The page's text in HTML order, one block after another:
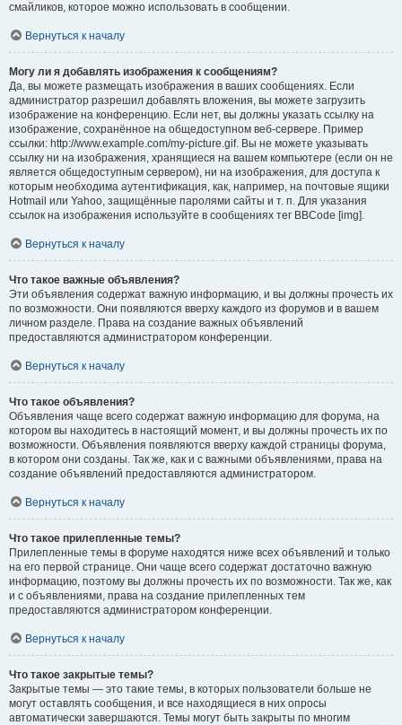
смайликов, которое можно использовать в сообщении.
Вернуться к началу
Могу ли я добавлять изображения к сообщениям?
Да, вы можете размещать изображения в ваших сообщениях. Если
администратор разрешил добавлять вложения, вы можете загрузить
изображение на конференцию. Если нет, вы должны указать ссылку на
изображение, сохранённое на общедоступном веб-сервере. Пример
ссылки: http://www.example.com/my-picture.gif. Вы не можете указывать
ссылку ни на изображения, хранящиеся на вашем компьютере (если он не
является общедоступным сервером), ни на изображения, для доступа к
которым необходима аутентификация, как, например, на почтовые ящики
Hotmail или Yahoo, защищённые паролями сайты и т. п. Для указания
ссылок на изображения используйте в сообщениях тег BBCode [img].
Вернуться к началу
Что такое важные объявления?
Эти объявления содержат важную информацию, и вы должны прочесть их
по возможности. Они появляются вверху каждого из форумов и в вашем
личном разделе. Права на создание важных объявлений
предоставляются администратором конференции.
Вернуться к началу
Что такое объявления?
Объявления чаще всего содержат важную информацию для форума, на
котором вы находитесь в настоящий момент, и вы должны прочесть их по
возможности. Объявления появляются вверху каждой страницы форума,
в котором они созданы. Так же, как и с важными объявлениями, права на
создание объявлений предоставляются администратором.
Вернуться к началу
Что такое прилепленные темы?
Прилепленные темы в форуме находятся ниже всех объявлений и только
на его первой странице. Они чаще всего содержат достаточно важную
информацию, поэтому вы должны прочесть их по возможности. Так же, как
и с объявлениями, права на создание прилепленных тем
предоставляются администратором конференции.
Вернуться к началу
Что такое закрытые темы?
Закрытые темы — это такие темы, в которых пользователи больше не
могут оставлять сообщения, и все находящиеся в них опросы
автоматически завершаются. Темы могут быть закрыты по многим